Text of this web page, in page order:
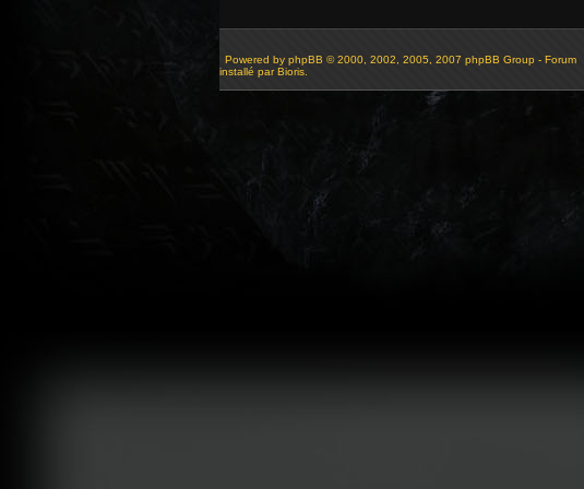
Powered by phpBB © 2000, 2002, 2005, 2007 phpBB Group - Forum
installé par Bioris.